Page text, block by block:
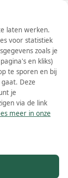
Alle filters
multicolor
perfect om je
en ontdek
verrijken. Neem
multicolor
laten werken.
voor statistiek
zoals je
en kliks)
te sporen en bij
Deze
je
via de link
meer in onze